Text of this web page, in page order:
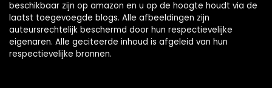
beschikbaar zijn op amazon en u op de hoogte houdt via de
laatst toegevoegde blogs. Alle afbeeldingen zijn
auteursrechtelijk beschermd door hun respectievelijke
eigenaren. Alle geciteerde inhoud is afgeleid van hun
respectievelijke bronnen.